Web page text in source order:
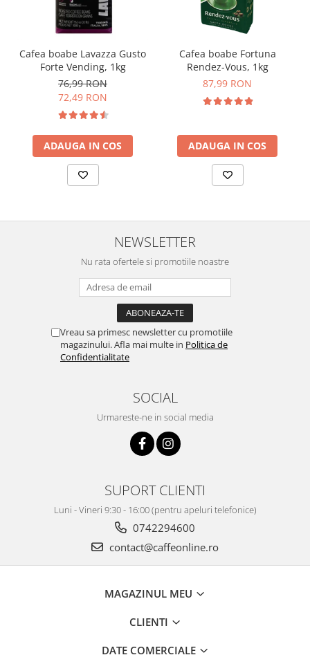
Cafea boabe Lavazza Gusto
Forte Vending, 1kg
76,99 RON
72,49 RON
ADAUGA IN COS
Cafea boabe Fortuna
Rendez-Vous, 1kg
87,99 RON
ADAUGA IN COS
NEWSLETTER
Nu rata ofertele si promotiile noastre
Vreau sa primesc newsletter cu promotiile
magazinului. Afla mai multe in Politica de
Confidentialitate
SOCIAL
Urmareste-ne in social media
SUPORT CLIENTI
Luni - Vineri 9:30 - 16:00 (pentru apeluri telefonice)
0742294600
contact@caffeonline.ro
MAGAZINUL MEU
CLIENTI
DATE COMERCIALE